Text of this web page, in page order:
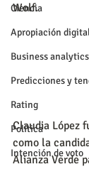
Ciencia
Apropiación
Business analytics
Predicciones y
Rating
Política
Intención de voto
Wolf.
Claudia López
como la
Alianza Verde